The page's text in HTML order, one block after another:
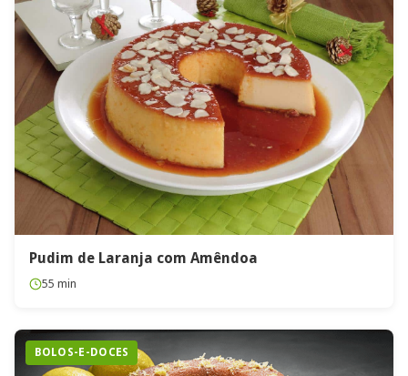
Pudim de Laranja com Amêndoa
55 min
BOLOS-E-DOCES